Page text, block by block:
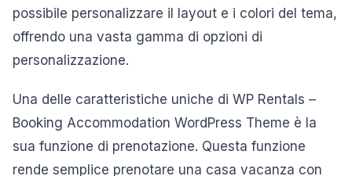
possibile personalizzare il layout e i colori del tema,
offrendo una vasta gamma di opzioni di
personalizzazione.
Una delle caratteristiche uniche di WP Rentals –
Booking Accommodation WordPress Theme è la
sua funzione di prenotazione. Questa funzione
rende semplice prenotare una casa vacanza con